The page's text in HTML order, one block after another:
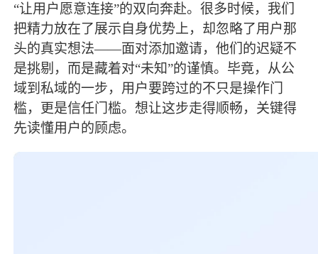
“让用户愿意连接”的双向奔赴。很多时候，我们
把精力放在了展示自身优势上，却忽略了用户那
头的真实想法——面对添加邀请，他们的迟疑不
是挑剔，而是藏着对“未知”的谨慎。毕竟，从公
域到私域的一步，用户要跨过的不只是操作门
槛，更是信任门槛。想让这步走得顺畅，关键得
先读懂用户的顾虑。